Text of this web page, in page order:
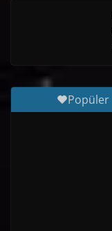
Popüler